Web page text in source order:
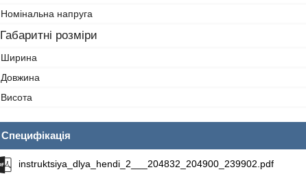
Номінальна напруга
Габаритні розміри
Ширина
Довжина
Висота
Специфікація
instruktsiya_dlya_hendi_2___204832_204900_239902.pdf